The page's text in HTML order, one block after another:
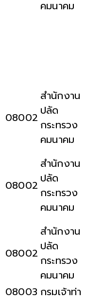
คมนาคม
08002
สำนักงาน
ปลัด
กระทรวง
คมนาคม
08002
สำนักงาน
ปลัด
กระทรวง
คมนาคม
08002
สำนักงาน
ปลัด
กระทรวง
คมนาคม
08003 กรมเจ้าท่า